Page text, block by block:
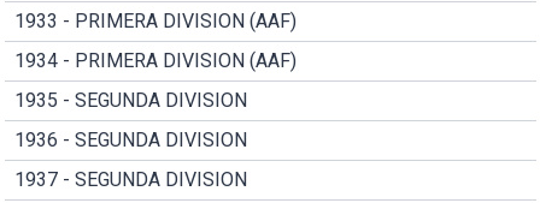
1933 - PRIMERA DIVISION (AAF)
1934 - PRIMERA DIVISION (AAF)
1935 - SEGUNDA DIVISION
1936 - SEGUNDA DIVISION
1937 - SEGUNDA DIVISION